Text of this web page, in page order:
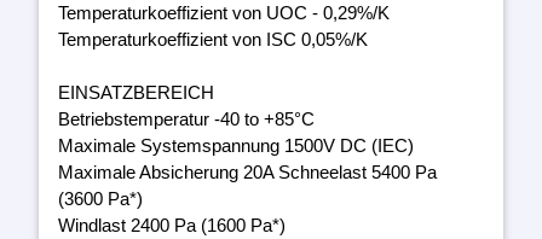
Temperaturkoeffizient von UOC - 0,29%/K
Temperaturkoeffizient von ISC 0,05%/K
EINSATZBEREICH
Betriebstemperatur -40 to +85°C
Maximale Systemspannung 1500V DC (IEC)
Maximale Absicherung 20A Schneelast 5400 Pa
(3600 Pa*)
Windlast 2400 Pa (1600 Pa*)